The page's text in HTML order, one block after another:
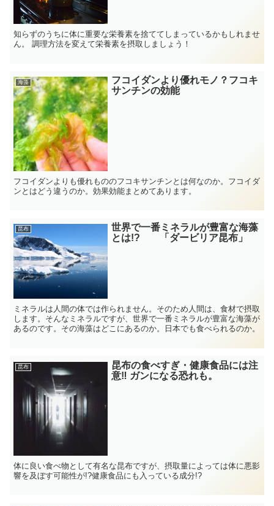
知らずのうちに体に重要な栄養素を捨ててしまっているかもしれませ
ん。 調理方法を変えて栄養素を摂取しましょう！
海藻
フコイダンより優れモノ？フコキ
サンチンの効能
フコイダンよりも優れもののフコキサンチンとは何なのか。フコイダ
ンとはどう違うのか。効果効能まとめてあります。
昆布
世界で一番ミネラルが豊富な海藻
とは!? 「ダービリア昆布」
ミネラルは人間の体では作られません。そのため人間は、食材で摂取
します。そんなミネラルですが、世界で一番ミネラルが豊富な海藻が
あるのです。その海藻はどこにあるのか。日本でも食べられるのか。
昆布
昆布の食べすぎ・健康食品には注
意‼ ガンになる恐れも。
体に良い食べ物として有名な昆布ですが、摂取量によっては体に悪影
響を及ぼす可能性が!?健康食品にも入っている成分!?